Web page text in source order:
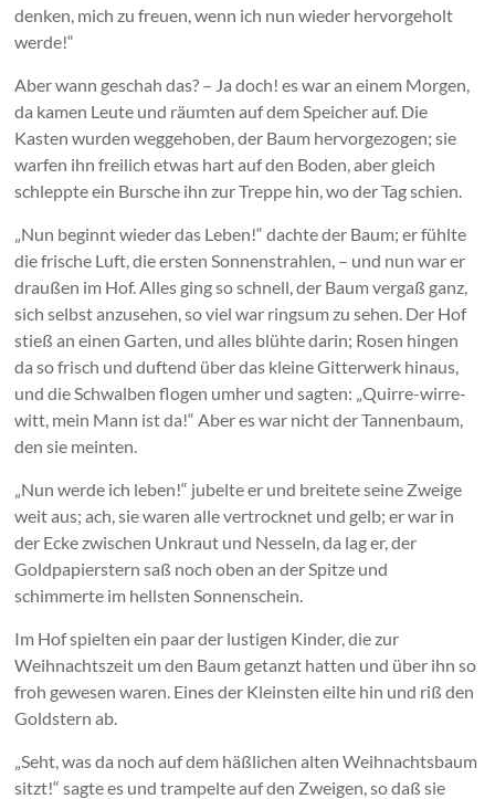
denken, mich zu freuen, wenn ich nun wieder hervorgeholt
werde!“
Aber wann geschah das? – Ja doch! es war an einem Morgen,
da kamen Leute und räumten auf dem Speicher auf. Die
Kasten wurden weggehoben, der Baum hervorgezogen; sie
warfen ihn freilich etwas hart auf den Boden, aber gleich
schleppte ein Bursche ihn zur Treppe hin, wo der Tag schien.
„Nun beginnt wieder das Leben!“ dachte der Baum; er fühlte
die frische Luft, die ersten Sonnenstrahlen, – und nun war er
draußen im Hof. Alles ging so schnell, der Baum vergaß ganz,
sich selbst anzusehen, so viel war ringsum zu sehen. Der Hof
stieß an einen Garten, und alles blühte darin; Rosen hingen
da so frisch und duftend über das kleine Gitterwerk hinaus,
und die Schwalben flogen umher und sagten: „Quirre-wirre-
witt, mein Mann ist da!“ Aber es war nicht der Tannenbaum,
den sie meinten.
„Nun werde ich leben!“ jubelte er und breitete seine Zweige
weit aus; ach, sie waren alle vertrocknet und gelb; er war in
der Ecke zwischen Unkraut und Nesseln, da lag er, der
Goldpapierstern saß noch oben an der Spitze und
schimmerte im hellsten Sonnenschein.
Im Hof spielten ein paar der lustigen Kinder, die zur
Weihnachtszeit um den Baum getanzt hatten und über ihn so
froh gewesen waren. Eines der Kleinsten eilte hin und riß den
Goldstern ab.
„Seht, was da noch auf dem häßlichen alten Weihnachtsbaum
sitzt!“ sagte es und trampelte auf den Zweigen, so daß sie